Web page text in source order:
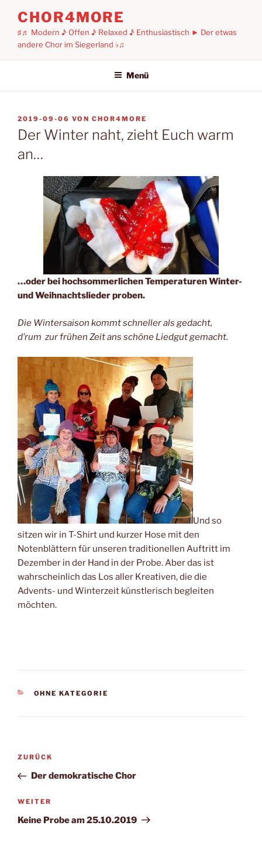
Inhalt
springen
CHOR4MORE
♯♬ Modern ♪ Offen ♪ Relaxed ♪ Enthusiastisch ► Der etwas
andere Chor im Siegerland ♭♫
Menü
VERÖFFENTLICHT
AM
2019-09-06 VON CHOR4MORE
Der Winter naht, zieht Euch warm
an…
…oder bei hochsommerlichen Temperaturen Winter-
und Weihnachtslieder proben.
Die Wintersaison kommt schneller als gedacht,
d’rum zur frühen Zeit ans schöne Liedgut gemacht.
Und so
sitzen wir in T-Shirt und kurzer Hose mit den
Notenblättern für unseren traditionellen Auftritt im
Dezember in der Hand in der Probe. Aber das ist
wahrscheinlich das Los aller Kreativen, die die
Advents- und Winterzeit künstlerisch begleiten
möchten.
KATEGORIEN
OHNE KATEGORIE
Beitragsnavigation
Vorheriger
Beitrag
ZURÜCK
Der demokratische Chor
Nächster
Beitrag
WEITER
Keine Probe am 25.10.2019